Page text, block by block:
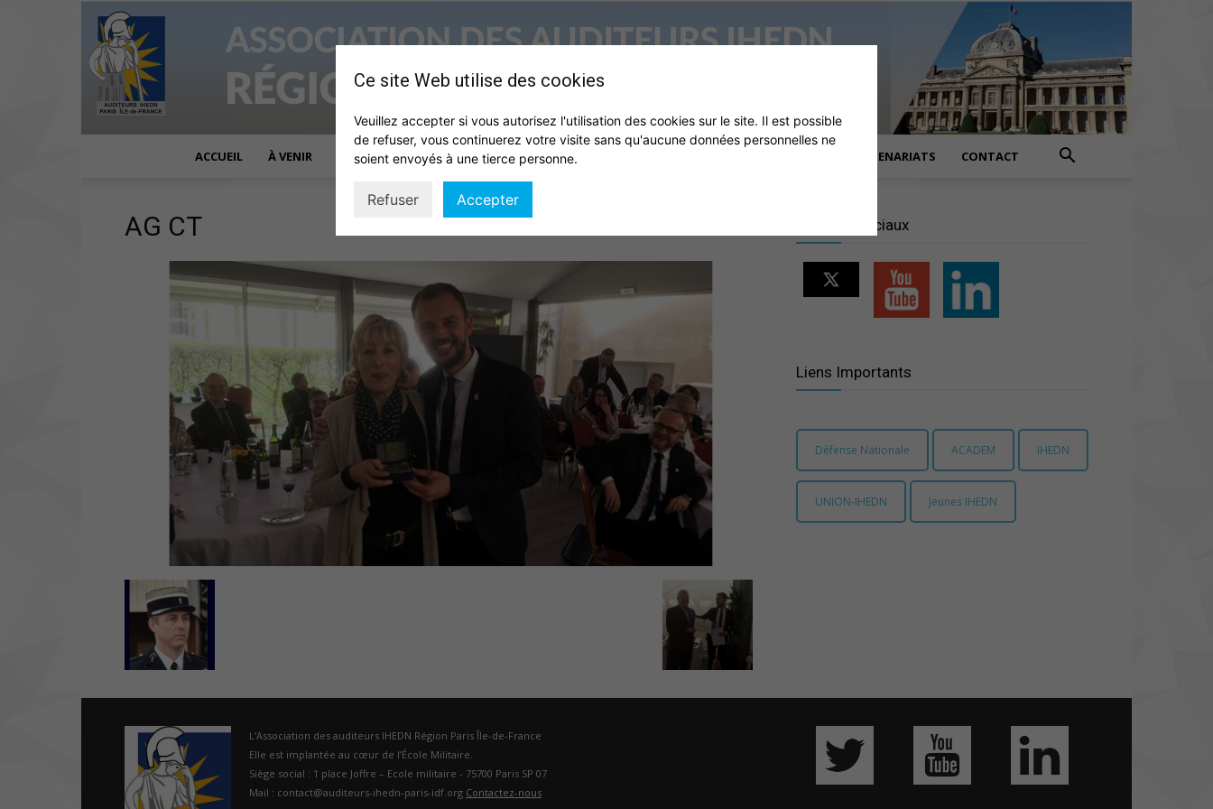
auditeurs
ACCUEIL À VENIR ACTUALITÉS QUI SOMMES NOUS ? PARTENARIATS CONTACT
AG CT Réseaux sociaux
Liens Importants
Défense Nationale ACADEM IHEDN
UNION-IHEDN Jeunes IHEDN
L’Association des auditeurs IHEDN Région Paris Île-de-France
Elle est implantée au cœur de l’École Militaire.
Siège social : 1 place Joffre – Ecole militaire - 75700 Paris SP 07
Mail : contact@auditeurs-ihedn-paris-idf.org Contactez-nous
Ce site Web utilise des cookies
Veuillez accepter si vous autorisez l'utilisation des cookies sur le site. Il est possible
de refuser, vous continuerez votre visite sans qu'aucune données personnelles ne
soient envoyés à une tierce personne.
Refuser Accepter